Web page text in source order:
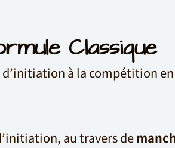
Classique
d’initiation à la compétition en
au travers de